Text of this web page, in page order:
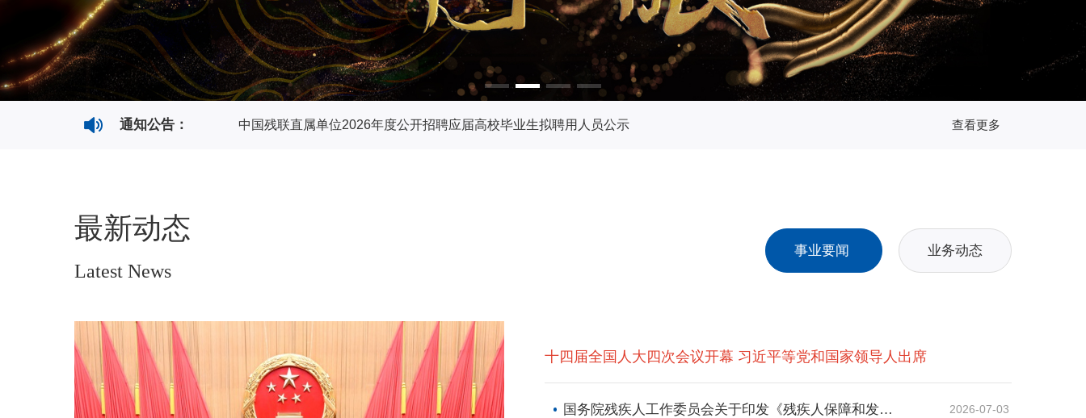
通知公告：
中国残联直属单位2026年度公开招聘应届高校毕业生拟聘用人员公示
中国残联直属单位2026年度公开招聘应届高校毕业生拟聘用人员公示 查看更多
最新动态
Latest News
事业要闻 业务动态
十四届全国人大四次会议开幕 习近平等党和国家领导人出席
国务院残疾人工作委员会关于印发《残疾人保障和发展“十五五”规划》的通知 残工委发〔2026〕4号 2026-07-03